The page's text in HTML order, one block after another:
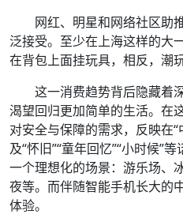
网红、明星和网络社区助
泛接受。至少在上海这样的大
在背包上面挂玩具，相反，潮
这一消费趋势背后隐藏着
渴望回归更加简单的生活。在
对安全与保障的需求，反映在
及“怀旧”“童年回忆”“小时候”
一个理想化的场景：游乐场、
夜等。而伴随智能手机长大的
体验。